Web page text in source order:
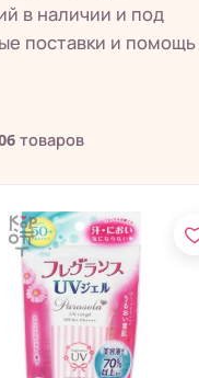
в наличии и под
поставки и помощь
товаров